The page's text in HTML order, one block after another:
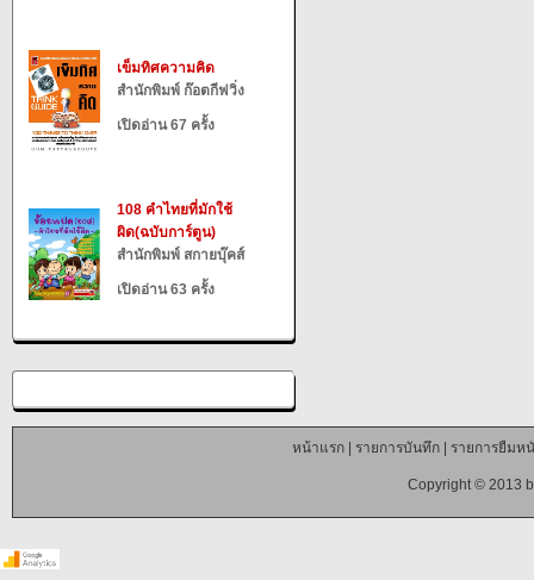
เข็มทิศความคิด
สำนักพิมพ์ ก๊อตกีฟวิ่ง
เปิดอ่าน 67 ครั้ง
108 คำไทยที่มักใช้
ผิด(ฉบับการ์ตูน)
สำนักพิมพ์ สกายบุ๊คส์
เปิดอ่าน 63 ครั้ง
หน้าแรก| รายการบันทึก| รายการยืมห
Copyright © 2013